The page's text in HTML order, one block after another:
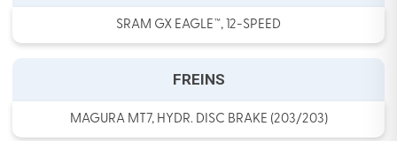
SRAM GX EAGLE™, 12-SPEED
FREINS
MAGURA MT7, HYDR. DISC BRAKE (203/203)